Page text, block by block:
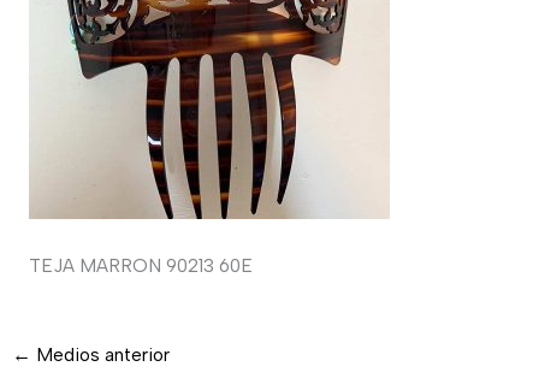
TEJA MARRON 90213 60E
← Medios anterior